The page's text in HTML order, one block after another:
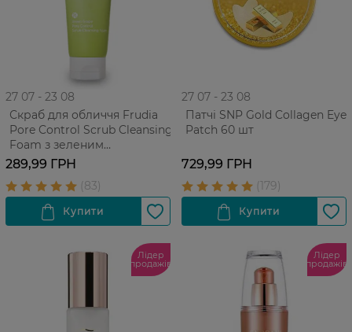
27 07 - 23 08
Скраб для обличчя Frudia
Pore Control Scrub Cleansing
Foam з зеленим
виноградом Для
проблемної жирної шкіри
145 г
289,99 ГРН
27 07 - 23 08
Патчі SNP Gold Collagen Eye
Patch 60 шт
729,99 ГРН
Лідер
продажів
Лідер
продажів